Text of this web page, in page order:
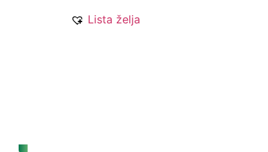
Lista želja